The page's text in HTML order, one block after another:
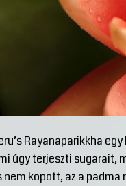
Rayanaparikkha
úgy terjeszti sugarait,
kopott, az a padma